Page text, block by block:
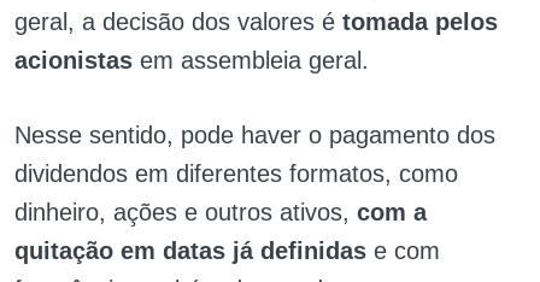
geral, a decisão dos valores é tomada pelos
acionistas em assembleia geral.
Nesse sentido, pode haver o pagamento dos
dividendos em diferentes formatos, como
dinheiro, ações e outros ativos, com a
quitação em datas já definidas e com